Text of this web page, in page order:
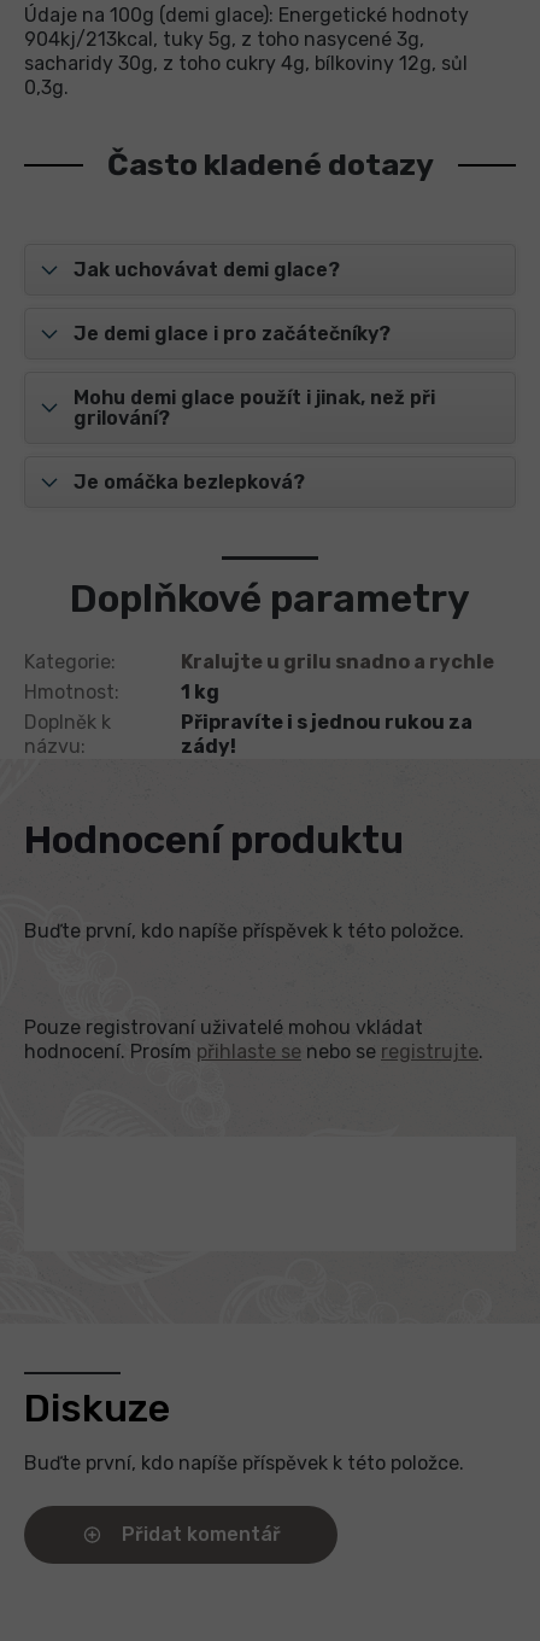
Údaje na 100g (demi glace): Energetické hodnoty
904kj/213kcal, tuky 5g, z toho nasycené 3g,
sacharidy 30g, z toho cukry 4g, bílkoviny 12g, sůl
0,3g.
Často kladené dotazy
Jak uchovávat demi glace?
Je demi glace i pro začátečníky?
Mohu demi glace použít i jinak, než při
grilování?
Je omáčka bezlepková?
Doplňkové parametry
Kategorie:
Kralujte u grilu snadno a rychle
Hmotnost:
1 kg
Doplněk k
názvu:
Připravíte i s jednou rukou za
zády!
Hodnocení produktu
Buďte první, kdo napíše příspěvek k této položce.
Pouze registrovaní uživatelé mohou vkládat
hodnocení. Prosím přihlaste se nebo se registrujte.
Diskuze
Buďte první, kdo napíše příspěvek k této položce.
Přidat komentář